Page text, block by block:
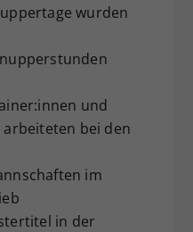
wurden
und
bei den
im
in der